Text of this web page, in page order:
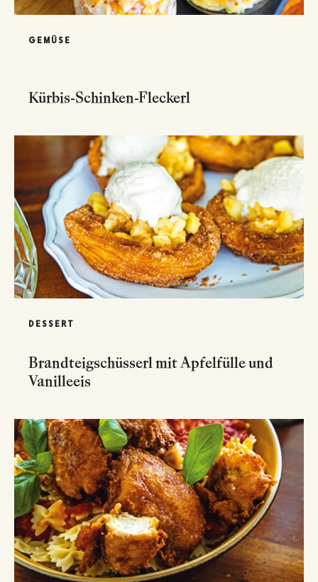
GEMÜSE
Kürbis-Schinken-Fleckerl
DESSERT
Brandteigschüsserl mit Apfelfülle und
Vanilleeis